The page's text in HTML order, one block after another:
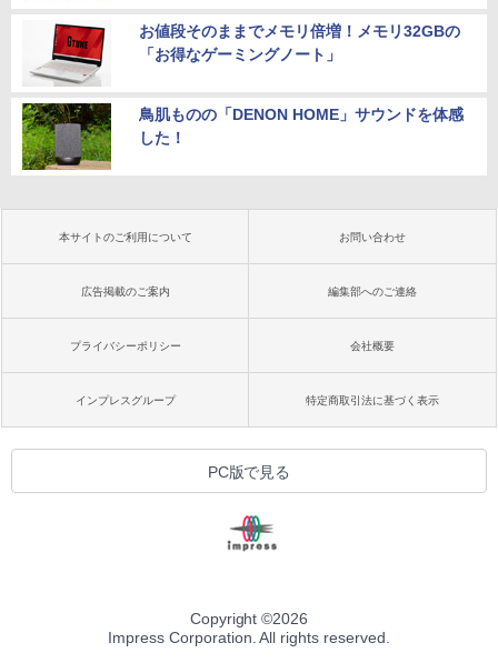
お値段そのままでメモリ倍増！メモリ32GBの
「お得なゲーミングノート」
鳥肌ものの「DENON HOME」サウンドを体感
した！
本サイトのご利用について お問い合わせ
広告掲載のご案内 編集部へのご連絡
プライバシーポリシー 会社概要
インプレスグループ 特定商取引法に基づく表示
PC版で見る
Copyright ©2026
Impress Corporation. All rights reserved.